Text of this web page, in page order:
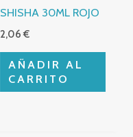
SHISHA 30ML ROJO
2,06€
AÑADIR AL
CARRITO